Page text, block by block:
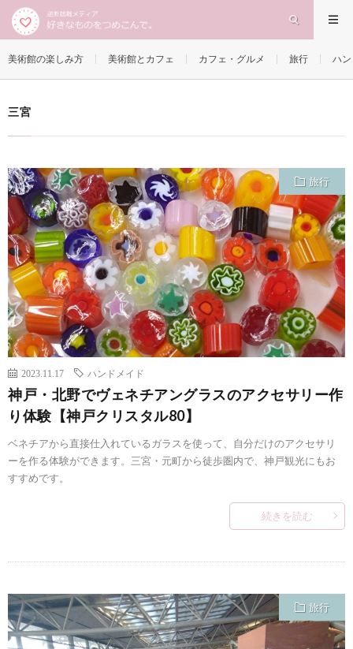
美術館の楽しみ方 美術館とカフェ カフェ・グルメ 旅行 ハ
HOME 三宮
三宮
旅行
2023.11.17 ハンドメイド
神戸・北野でヴェネチアングラスのアクセサリー作
り体験【神戸クリスタル80】
ベネチアから直接仕入れているガラスを使って、自分だけのアクセサリ
ーを作る体験ができます。三宮・元町から徒歩圏内で、神戸観光にもお
すすめです。
続きを読む
旅行